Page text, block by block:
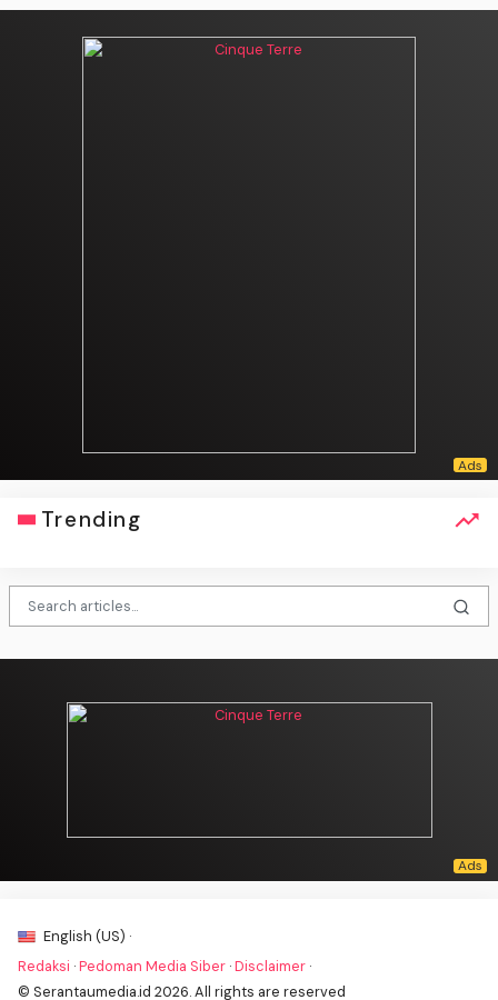
Trending
English (US) ·
Redaksi ·Pedoman Media Siber ·Disclaimer ·
© Serantaumedia.id 2026. All rights are reserved